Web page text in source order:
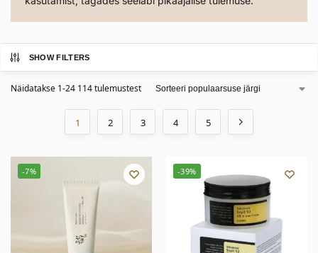
SHOW FILTERS
Näidatakse 1-24 114 tulemustest
1 2 3 4 5
-7% -39%